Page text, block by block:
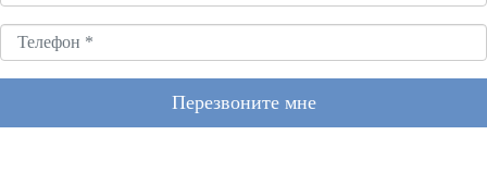
Перезвоните мне